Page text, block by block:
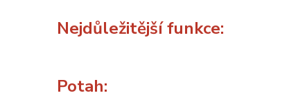
Nejdůležitější funkce:
Potah: